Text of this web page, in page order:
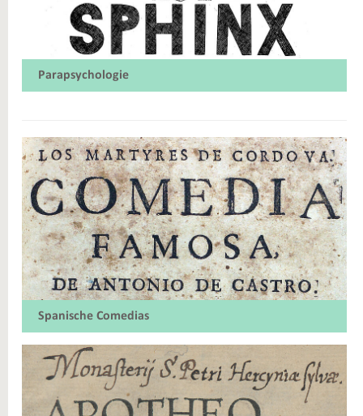
Parapsychologie
Spanische Comedias